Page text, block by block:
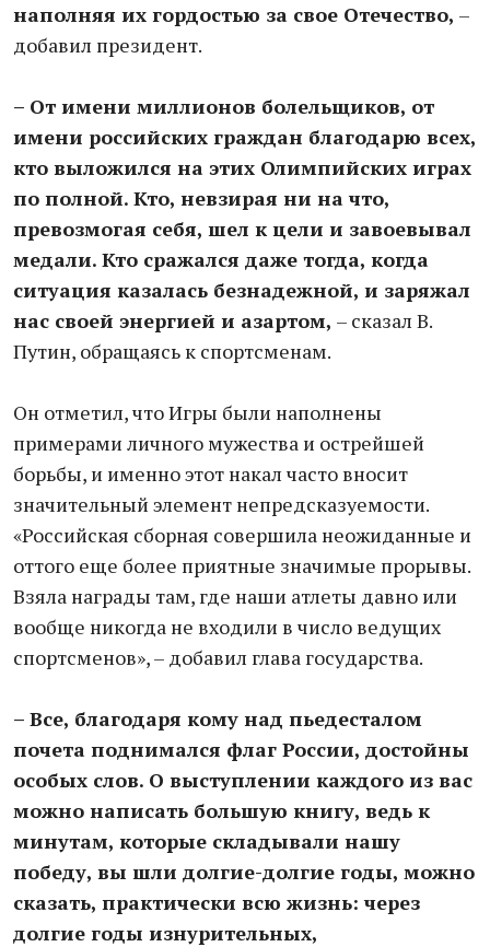
наполняя их гордостью за свое Отечество, –
добавил президент.
– От имени миллионов болельщиков, от
имени российских граждан благодарю всех,
кто выложился на этих Олимпийских играх
по полной. Кто, невзирая ни на что,
превозмогая себя, шел к цели и завоевывал
медали. Кто сражался даже тогда, когда
ситуация казалась безнадежной, и заряжал
нас своей энергией и азартом, – сказал В.
Путин, обращаясь к спортсменам.
Он отметил, что Игры были наполнены
примерами личного мужества и острейшей
борьбы, и именно этот накал часто вносит
значительный элемент непредсказуемости.
«Российская сборная совершила неожиданные и
оттого еще более приятные значимые прорывы.
Взяла награды там, где наши атлеты давно или
вообще никогда не входили в число ведущих
спортсменов», – добавил глава государства.
– Все, благодаря кому над пьедесталом
почета поднимался флаг России, достойны
особых слов. О выступлении каждого из вас
можно написать большую книгу, ведь к
минутам, которые складывали нашу
победу, вы шли долгие-долгие годы, можно
сказать, практически всю жизнь: через
долгие годы изнурительных,